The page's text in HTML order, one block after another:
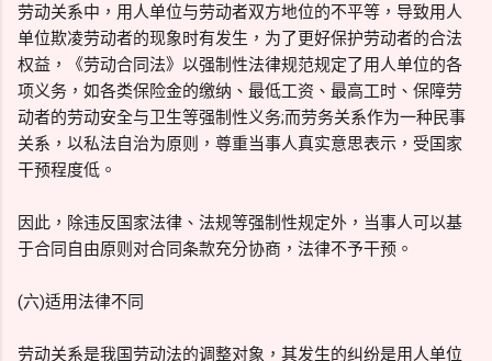
劳动关系中，用人单位与劳动者双方地位的不平等，导致用人
单位欺凌劳动者的现象时有发生，为了更好保护劳动者的合法
权益，《劳动合同法》以强制性法律规范规定了用人单位的各
项义务，如各类保险金的缴纳、最低工资、最高工时、保障劳
动者的劳动安全与卫生等强制性义务;而劳务关系作为一种民事
关系，以私法自治为原则，尊重当事人真实意思表示，受国家
干预程度低。
因此，除违反国家法律、法规等强制性规定外，当事人可以基
于合同自由原则对合同条款充分协商，法律不予干预。
(六)适用法律不同
劳动关系是我国劳动法的调整对象，其发生的纠纷是用人单位